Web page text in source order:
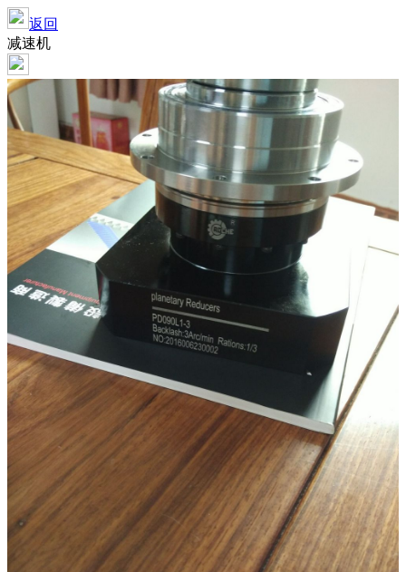
返回
减速机